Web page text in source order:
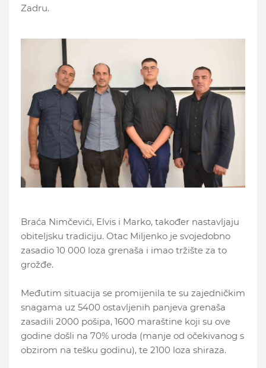
Zadru.
Braća Nimčevići, Elvis i Marko, također nastavljaju
obiteljsku tradiciju. Otac Miljenko je svojedobno
zasadio 10 000 loza grenaša i imao tržište za to
grožđe.
Međutim situacija se promijenila te su zajedničkim
snagama uz 5400 ostavljenih panjeva grenaša
zasadili 2000 pošipa, 1600 maraštine koji su ove
godine došli na 70% uroda (manje od očekivanog s
obzirom na tešku godinu), te 2100 loza shiraza.